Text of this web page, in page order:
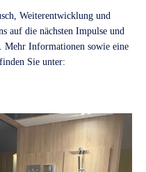
Weiterentwicklung und
auf die nächsten Impulse und
Mehr Informationen sowie eine
Sie unter: